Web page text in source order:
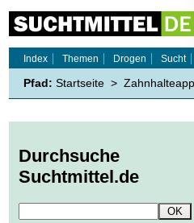
Index
Themen Drogen Sucht
Pfad: Startseite >
Durchsuche
Suchtmittel.de